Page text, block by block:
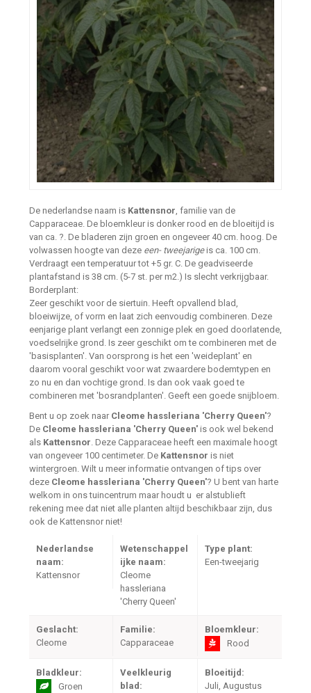
De nederlandse naam is Kattensnor, familie van de
Capparaceae. De bloemkleur is donker rood en de bloeitijd is
van ca. ?. De bladeren zijn groen en ongeveer 40 cm. hoog. De
volwassen hoogte van deze een- tweejarigeis ca. 100 cm.
Verdraagt een temperatuur tot +5 gr. C. De geadviseerde
plantafstand is 38 cm. (5-7 st. per m2.) Is slecht verkrijgbaar.
Borderplant:
Zeer geschikt voor de siertuin. Heeft opvallend blad,
bloeiwijze, of vorm en laat zich eenvoudig combineren. Deze
eenjarige plant verlangt een zonnige plek en goed doorlatende,
voedselrijke grond. Is zeer geschikt om te combineren met de
'basisplanten'. Van oorsprong is het een 'weideplant' en
daarom vooral geschikt voor wat zwaardere bodemtypen en
zo nu en dan vochtige grond. Is dan ook vaak goed te
combineren met 'bosrandplanten'. Geeft een goede snijbloem.
Bent u op zoek naar Cleome hassleriana 'Cherry Queen'?
De Cleome hassleriana 'Cherry Queen' is ook wel bekend
als Kattensnor. Deze Capparaceae heeft een maximale hoogt
van ongeveer 100 centimeter. De Kattensnor is niet
wintergroen. Wilt u meer informatie ontvangen of tips over
deze Cleome hassleriana 'Cherry Queen'? U bent van harte
welkom in ons tuincentrum maar houdt u er alstublieft
rekening mee dat niet alle planten altijd beschikbaar zijn, dus
ook de Kattensnor niet!
Nederlandse
naam:
Kattensnor
Wetenschappel
ijke naam:
Cleome
hassleriana
'Cherry Queen'
Type plant:
Een-tweejarig
Geslacht:
Cleome
Familie:
Capparaceae
Bloemkleur:
Rood
Bladkleur:
Groen
Veelkleurig
blad:
Bloeitijd:
Juli, Augustus